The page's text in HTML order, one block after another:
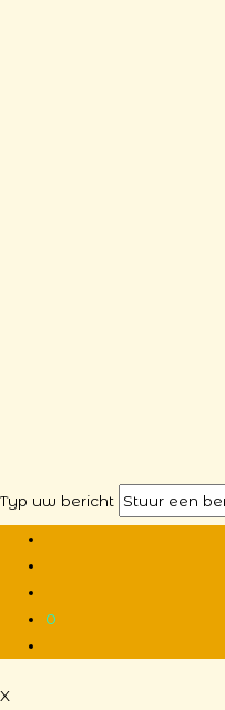
Typ uw bericht
0
X